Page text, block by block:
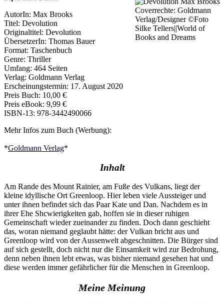
Coverrechte: Goldmann
Verlag/Designer ©Foto
Silke Tellers||World of
Books and Dreams
AutorIn: Max Brooks
Titel: Devolution
Originaltitel: Devolution
ÜbersetzerIn: Thomas Bauer
Format: Taschenbuch
Genre: Thriller
Umfang: 464 Seiten
Verlag: Goldmann Verlag
Erscheinungstermin: 17. August 2020
Preis Buch: 10,00 €
Preis eBook: 9,99 €
ISBN-13: 978-3442490066
Mehr Infos zum Buch (Werbung):
*Goldmann Verlag*
Inhalt
Am Rande des Mount Rainier, am Fuße des Vulkans, liegt der
kleine idyllische Ort Greenloop. Hier leben viele Aussteiger und
unter ihnen befindet sich das Paar Kate und Dan. Nachdem es in
ihrer Ehe Shcwierigkeiten gab, hoffen sie in dieser ruhigen
Gemeinschaft wieder zueinander zu finden. Doch dann geschieht
das, woran niemand geglaubt hätte: der Vulkan bricht aus und
Greenloop wird von der Aussenwelt abgeschnitten. Die Bürger sind
auf sich gestellt, doch nicht nur die Einsamkeit wird zur Bedrohung,
denn neben ihnen lebt etwas, was bisher niemand gesehen hat und
diese werden immer gefährlicher für die Menschen in Greenloop.
Meine Meinung